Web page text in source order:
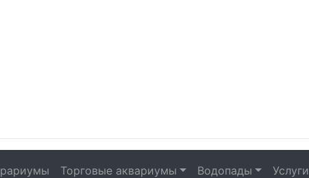
Торговые аквариумы Водопады Услуги